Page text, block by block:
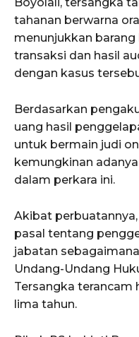
tahanan berwarna
menunjukkan
transaksi dan hasil
dengan kasus
Berdasarkan
uang hasil
untuk bermain judi
kemungkinan
dalam perkara ini.
Akibat
pasal tentang
jabatan
Undang-Undang
Tersangka terancam
lima tahun.